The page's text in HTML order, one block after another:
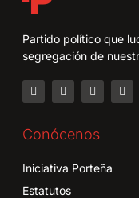
Partido político que
segregación de
Conócenos
Iniciativa Porteña
Estatutos